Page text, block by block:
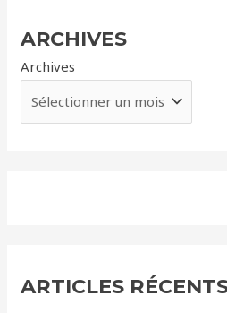
ARCHIVES
Archives
ARTICLES